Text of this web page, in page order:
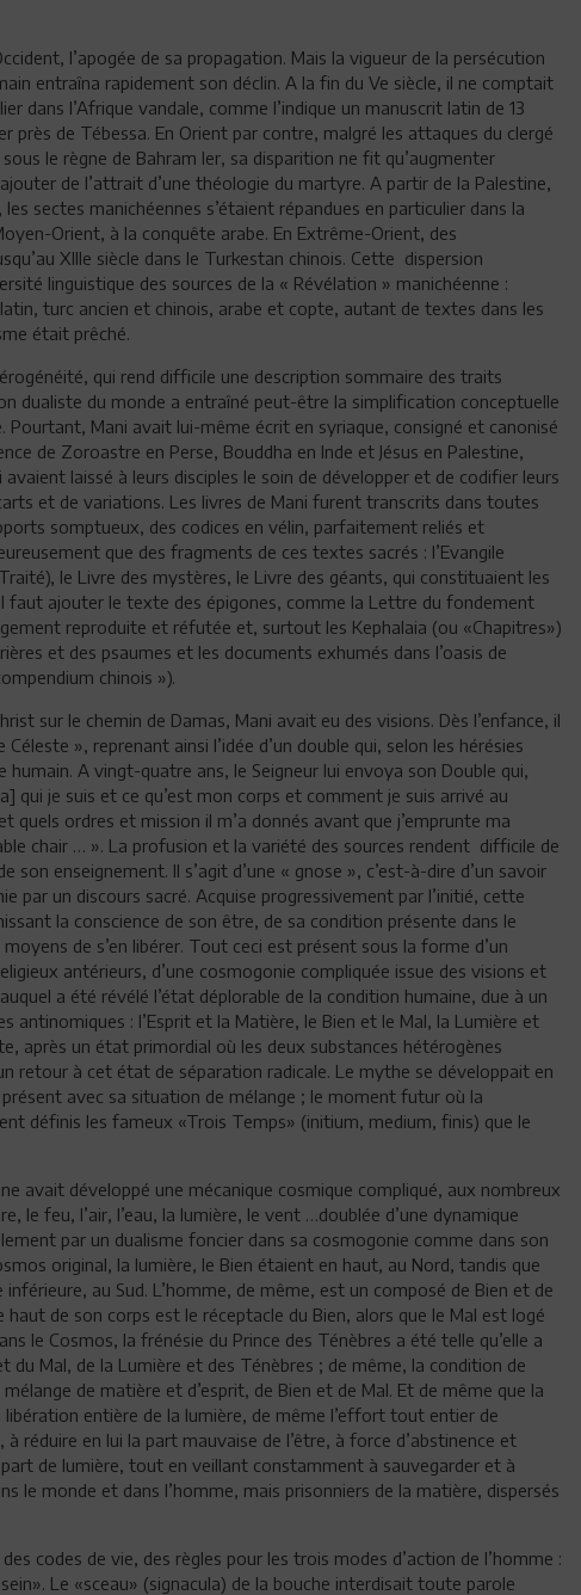
l’apogée de sa propagation. Mais la vigueur de la persécution
entraîna rapidement son déclin. A la fin du Ve siècle, il ne comptait
dans l’Afrique vandale, comme l’indique un manuscrit latin de 13
près de Tébessa. En Orient par contre, malgré les attaques du clergé
le règne de Bahram Ier, sa disparition ne fit qu’augmenter
de l’attrait d’une théologie du martyre. A partir de la Palestine,
sectes manichéennes s’étaient répandues en particulier dans la
Orient, à la conquête arabe. En Extrême-Orient, des
XIIIe siècle dans le Turkestan chinois. Cette dispersion
linguistique des sources de la « Révélation » manichéenne :
turc ancien et chinois, arabe et copte, autant de textes dans les
était prêché.
qui rend difficile une description sommaire des traits
dualiste du monde a entraîné peut-être la simplification conceptuelle
Pourtant, Mani avait lui-même écrit en syriaque, consigné et canonisé
de Zoroastre en Perse, Bouddha en Inde et Jésus en Palestine,
laissé à leurs disciples le soin de développer et de codifier leurs
et de variations. Les livres de Mani furent transcrits dans toutes
somptueux, des codices en vélin, parfaitement reliés et
que des fragments de ces textes sacrés : l’Evangile
le Livre des mystères, le Livre des géants, qui constituaient les
faut ajouter le texte des épigones, comme la Lettre du fondement
reproduite et réfutée et, surtout les Kephalaia (ou «Chapitres»)
et des psaumes et les documents exhumés dans l’oasis de
chinois »).
sur le chemin de Damas, Mani avait eu des visions. Dès l’enfance, il
», reprenant ainsi l’idée d’un double qui, selon les hérésies
A vingt-quatre ans, le Seigneur lui envoya son Double qui,
qui je suis et ce qu’est mon corps et comment je suis arrivé au
quels ordres et mission il m’a donnés avant que j’emprunte ma
chair … ». La profusion et la variété des sources rendent difficile de
enseignement. Il s’agit d’une « gnose », c’est-à-dire d’un savoir
par un discours sacré. Acquise progressivement par l’initié, cette
la conscience de son être, de sa condition présente dans le
de s’en libérer. Tout ceci est présent sous la forme d’un
antérieurs, d’une cosmogonie compliquée issue des visions et
a été révélé l’état déplorable de la condition humaine, due à un
antinomiques : l’Esprit et la Matière, le Bien et le Mal, la Lumière et
après un état primordial où les deux substances hétérogènes
retour à cet état de séparation radicale. Le mythe se développait en
avec sa situation de mélange ; le moment futur où la
définis les fameux «Trois Temps» (initium, medium, finis) que le
avait développé une mécanique cosmique compliqué, aux nombreux
le feu, l’air, l’eau, la lumière, le vent …doublée d’une dynamique
par un dualisme foncier dans sa cosmogonie comme dans son
original, la lumière, le Bien étaient en haut, au Nord, tandis que
au Sud. L’homme, de même, est un composé de Bien et de
haut de son corps est le réceptacle du Bien, alors que le Mal est logé
le Cosmos, la frénésie du Prince des Ténèbres a été telle qu’elle a
du Mal, de la Lumière et des Ténèbres ; de même, la condition de
de matière et d’esprit, de Bien et de Mal. Et de même que la
entière de la lumière, de même l’effort tout entier de
réduire en lui la part mauvaise de l’être, à force d’abstinence et
de lumière, tout en veillant constamment à sauvegarder et à
le monde et dans l’homme, mais prisonniers de la matière, dispersés
codes de vie, des règles pour les trois modes d’action de l’homme :
Le «sceau» (signacula) de la bouche interdisait toute parole